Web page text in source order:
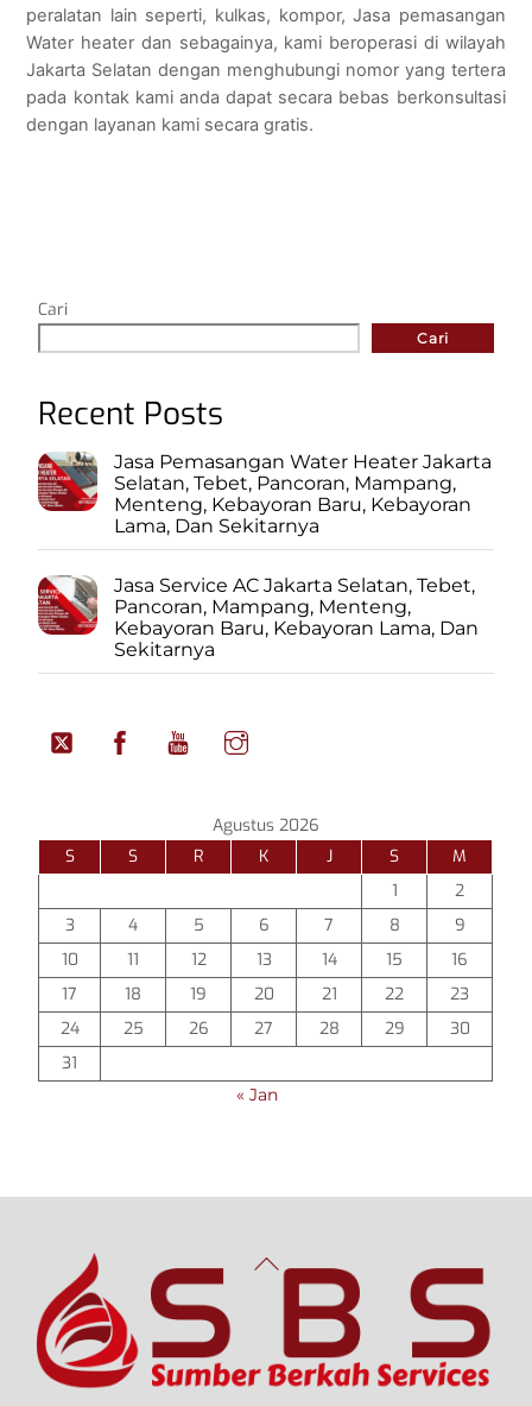
peralatan lain seperti, kulkas, kompor, Jasa pemasangan
Water heater dan sebagainya, kami beroperasi di wilayah
Jakarta Selatan dengan menghubungi nomor yang tertera
pada kontak kami anda dapat secara bebas berkonsultasi
dengan layanan kami secara gratis.
Cari
Cari
Recent Posts
Jasa Pemasangan Water Heater Jakarta
Selatan, Tebet, Pancoran, Mampang,
Menteng, Kebayoran Baru, Kebayoran
Lama, Dan Sekitarnya
Jasa Service AC Jakarta Selatan, Tebet,
Pancoran, Mampang, Menteng,
Kebayoran Baru, Kebayoran Lama, Dan
Sekitarnya
Agustus 2026
S
S R K J S
M
1
2
3
4 5 6 7 8
9
10
11 12 13 14 15
16
17
18 19 20 21 22
23
24
25 26 27 28 29
30
31
« Jan
Back